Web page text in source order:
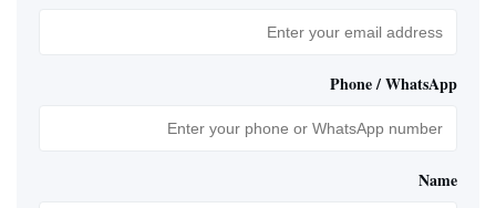
Phone / WhatsApp
Name